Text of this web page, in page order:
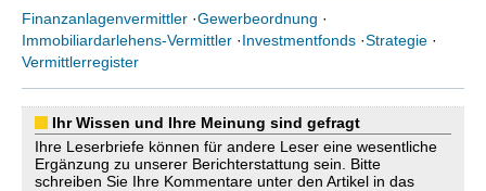
Finanzanlagenvermittler ·Gewerbeordnung ·
Immobiliardarlehens-Vermittler ·Investmentfonds ·Strategie ·
Vermittlerregister
Ihr Wissen und Ihre Meinung sind gefragt
Ihre Leserbriefe können für andere Leser eine wesentliche
Ergänzung zu unserer Berichterstattung sein. Bitte
schreiben Sie Ihre Kommentare unter den Artikel in das